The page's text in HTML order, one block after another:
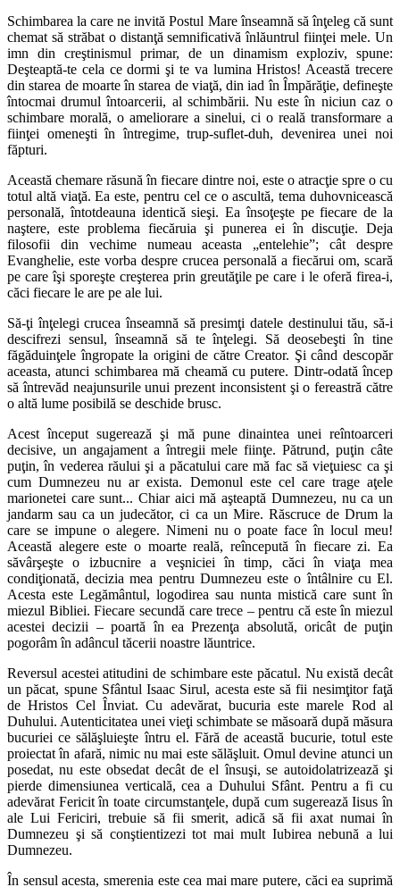
Schimbarea la care ne invită Postul Mare înseamnă să înţeleg că sunt
chemat să străbat o distanţă semnificativă înlăuntrul fiinţei mele. Un
imn din creştinismul primar, de un dinamism exploziv, spune:
Deşteaptă-te cela ce dormi şi te va lumina Hristos! Această trecere
din starea de moarte în starea de viaţă, din iad în Împărăţie, defineşte
întocmai drumul întoarcerii, al schimbării. Nu este în niciun caz o
schimbare morală, o ameliorare a sinelui, ci o reală transformare a
fiinţei omeneşti în întregime, trup-suflet-duh, devenirea unei noi
făpturi.
Această chemare răsună în fiecare dintre noi, este o atracţie spre o cu
totul altă viaţă. Ea este, pentru cel ce o ascultă, tema duhovnicească
personală, întotdeauna identică sieşi. Ea însoţeşte pe fiecare de la
naştere, este problema fiecăruia şi punerea ei în discuţie. Deja
filosofii din vechime numeau aceasta „entelehie”; cât despre
Evanghelie, este vorba despre crucea personală a fiecărui om, scară
pe care îşi sporeşte creşterea prin greutăţile pe care i le oferă firea-i,
căci fiecare le are pe ale lui.
Să-ţi înţelegi crucea înseamnă să presimţi datele destinului tău, să-i
descifrezi sensul, înseamnă să te înţelegi. Să deosebeşti în tine
făgăduinţele îngropate la origini de către Creator. Şi când descopăr
aceasta, atunci schimbarea mă cheamă cu putere. Dintr-odată încep
să întrevăd neajunsurile unui prezent inconsistent şi o fereastră către
o altă lume posibilă se deschide brusc.
Acest început sugerează şi mă pune dinaintea unei reîntoarceri
decisive, un angajament a întregii mele fiinţe. Pătrund, puţin câte
puţin, în vederea răului şi a păcatului care mă fac să vieţuiesc ca şi
cum Dumnezeu nu ar exista. Demonul este cel care trage aţele
marionetei care sunt... Chiar aici mă aşteaptă Dumnezeu, nu ca un
jandarm sau ca un judecător, ci ca un Mire. Răscruce de Drum la
care se impune o alegere. Nimeni nu o poate face în locul meu!
Această alegere este o moarte reală, reîncepută în fiecare zi. Ea
săvârşeşte o izbucnire a veşniciei în timp, căci în viaţa mea
condiţionată, decizia mea pentru Dumnezeu este o întâlnire cu El.
Acesta este Legământul, logodirea sau nunta mistică care sunt în
miezul Bibliei. Fiecare secundă care trece – pentru că este în miezul
acestei decizii – poartă în ea Prezenţa absolută, oricât de puţin
pogorâm în adâncul tăcerii noastre lăuntrice.
Reversul acestei atitudini de schimbare este păcatul. Nu există decât
un păcat, spune Sfântul Isaac Sirul, acesta este să fii nesimţitor faţă
de Hristos Cel Înviat. Cu adevărat, bucuria este marele Rod al
Duhului. Autenticitatea unei vieţi schimbate se măsoară după măsura
bucuriei ce sălăşluieşte întru el. Fără de această bucurie, totul este
proiectat în afară, nimic nu mai este sălăşluit. Omul devine atunci un
posedat, nu este obsedat decât de el însuşi, se autoidolatrizează şi
pierde dimensiunea verticală, cea a Duhului Sfânt. Pentru a fi cu
adevărat Fericit în toate circumstanţele, după cum sugerează Iisus în
ale Lui Fericiri, trebuie să fii smerit, adică să fii axat numai în
Dumnezeu şi să conştientizezi tot mai mult Iubirea nebună a lui
Dumnezeu.
În sensul acesta, smerenia este cea mai mare putere, căci ea suprimă